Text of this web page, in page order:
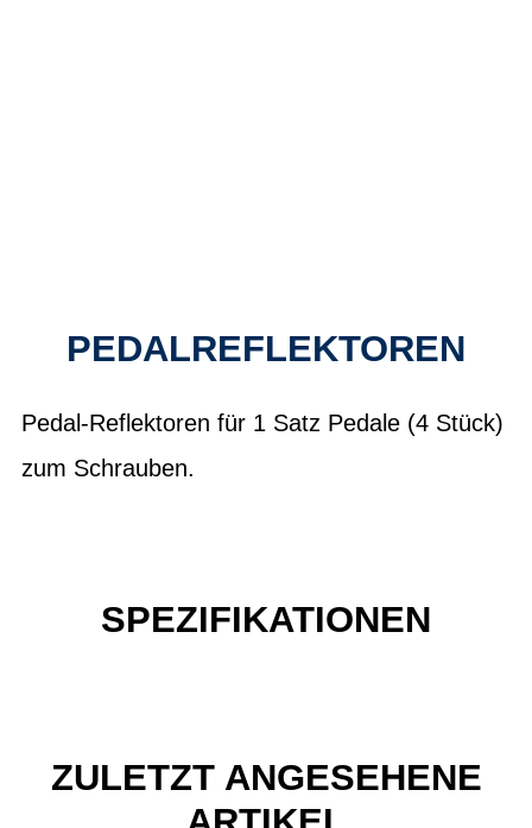
PEDALREFLEKTOREN
Pedal-Reflektoren für 1 Satz Pedale (4 Stück)
zum Schrauben.
SPEZIFIKATIONEN
ZULETZT ANGESEHENE